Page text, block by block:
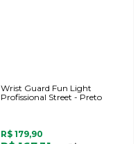
Wrist Guard Fun Light
Profissional Street - Preto
R$ 179,90